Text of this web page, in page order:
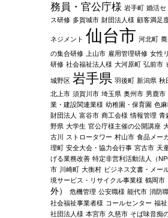
務員・官公庁様 岩手町 婚活セ
ス研修 多賀城市 財団法人様 顧客満足
ネジメント 仙台市 河北町
の集合研修
上山市 雇用管理研修 女性
研修 社会福祉法人様 大河原町 弘前市
城野区 岩手県 羽後町 新潟県 秋
北上市 須賀川市 埼玉県 奥州市 男鹿市
業・建設関連業様 幼稚園・保育園 色
財団法人
富谷市 商工会様 情報管理 青
野県 大学生 官公庁様主催の公開講座
古川
ストロータワー 村山市 食品メー
理町 安全大会・協力会行事 宮古市 天
げる業務改善 特定非営利活動法人（
市 川崎町 大衡村 ビジネス文書・メー
境サービス・リサイクル事業様 鶴岡市
外）
危機管理 公安職様 能代市 消防
社会福祉事業者様 コールセンター 福
社団法人様 本宮市 久慈市 そば味音痴